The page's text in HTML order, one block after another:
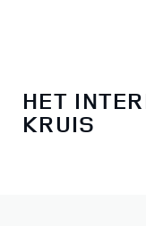
HET
KRUIS